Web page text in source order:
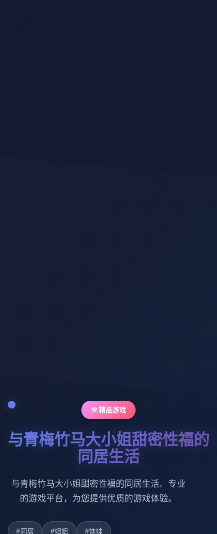
⚒️ 精品游戏
与青梅竹马大小姐甜密性福的
同居生活
与青梅竹马大小姐甜密性福的同居生活。专业
的游戏平台，为您提供优质的游戏体验。
#同居 #姐姐 #妹妹